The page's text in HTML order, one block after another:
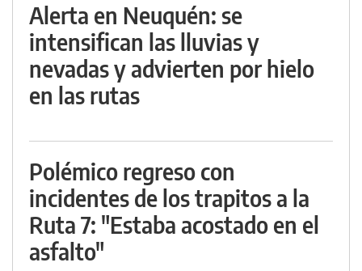
Alerta en Neuquén: se
intensifican las lluvias y
nevadas y advierten por hielo
en las rutas
Polémico regreso con
incidentes de los trapitos a la
Ruta 7: "Estaba acostado en el
asfalto"